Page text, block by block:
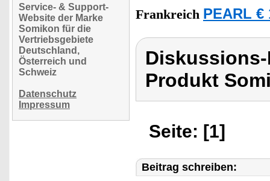
Service- & Support-
Website der Marke
Somikon für die
Vertriebsgebiete
Deutschland,
Österreich und
Schweiz
Datenschutz
Impressum
Frankreich PEARL €
Produkt
Seite: [1]
Beitrag schreiben: